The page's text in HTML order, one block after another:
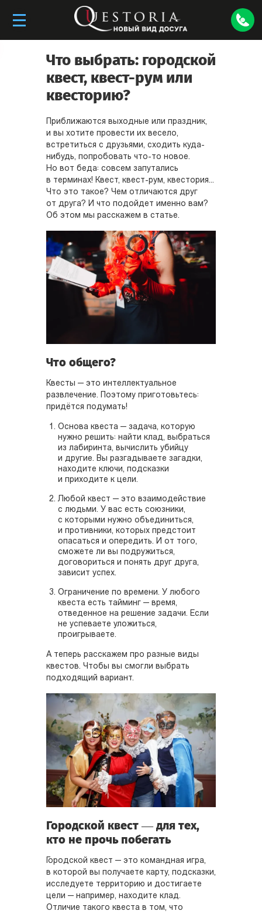
Что выбрать: городской
квест, квест-рум или
квесторию?
Приближаются выходные или праздник,
и вы хотите провести их весело,
встретиться с друзьями, сходить куда-
нибудь, попробовать что-то новое.
Но вот беда: совсем запутались
в терминах! Квест, квест-рум, квестория...
Что это такое? Чем отличаются друг
от друга? И что подойдет именно вам?
Об этом мы расскажем в статье.
Что общего?
Квесты — это интеллектуальное
развлечение. Поэтому приготовьтесь:
придётся подумать!
Основа квеста — задача, которую
нужно решить: найти клад, выбраться
из лабиринта, вычислить убийцу
и другие. Вы разгадываете загадки,
находите ключи, подсказки
и приходите к цели.
Любой квест — это взаимодействие
с людьми. У вас есть союзники,
с которыми нужно объединиться,
и противники, которых предстоит
опасаться и опередить. И от того,
сможете ли вы подружиться,
договориться и понять друг друга,
зависит успех.
Ограничение по времени. У любого
квеста есть тайминг — время,
отведенное на решение задачи. Если
не успеваете уложиться,
проигрываете.
А теперь расскажем про разные виды
квестов. Чтобы вы смогли выбрать
подходящий вариант.
Городской квест — для тех,
кто не прочь побегать
Городской квест — это командная игра,
в которой вы получаете карту, подсказки,
исследуете территорию и достигаете
цели — например, находите клад.
Отличие такого квеста в том, что